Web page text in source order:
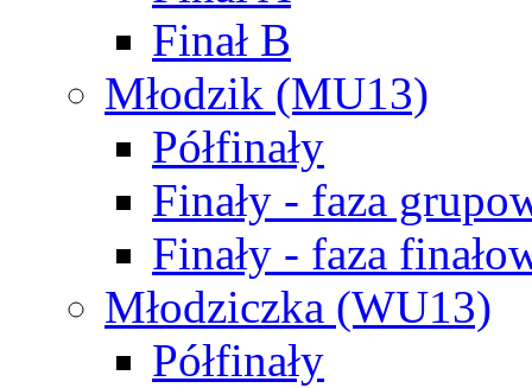
Finał B
Młodzik (MU13)
Półfinały
Finały - faza
Finały - faza
Młodziczka (WU13)
Półfinały